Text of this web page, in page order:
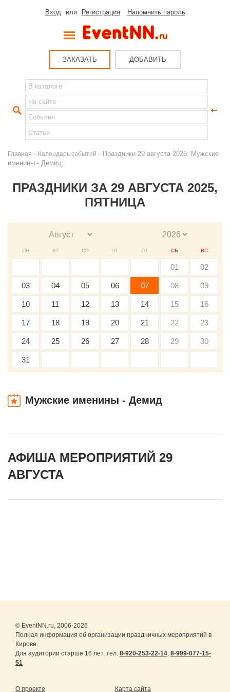
Вход или Регистрация Напомнить пароль
ЗАКАЗАТЬ ДОБАВИТЬ
Главная - Календарь событий - Праздники 29 августа 2025: Мужские
именины - Демид;
ПРАЗДНИКИ ЗА 29 АВГУСТА 2025,
ПЯТНИЦА
ПН ВТ СР ЧТ ПТ СБ ВС
01 02
03 04 05 06 07 08 09
10 11 12 13 14 15 16
17 18 19 20 21 22 23
24 25 26 27 28 29 30
31
Мужские именины - Демид
АФИША МЕРОПРИЯТИЙ 29
АВГУСТА
© EventNN.ru, 2006-2026
Полная информация об организации праздничных мероприятий в
Кирове.
Для аудитории старше 16 лет. тел. 8-920-253-22-14, 8-999-077-15-
51
О проекте Карта сайта